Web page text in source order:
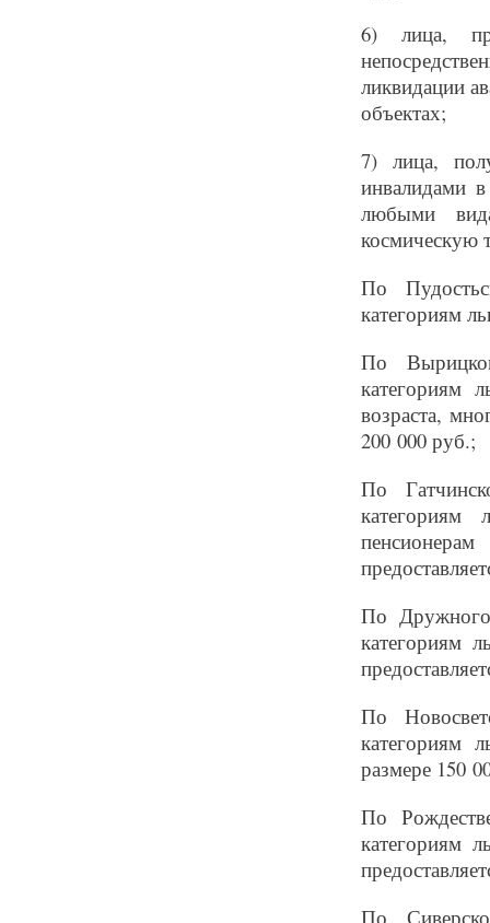
6) лица,
ликвидации
объектах;
7) лица,
инвалидами в
любыми
космическую
По
категориям
По
категориям
возраста,
200 000 руб.;
По
категориям
По
категориям
По
категориям
размере 150
По
категориям
По